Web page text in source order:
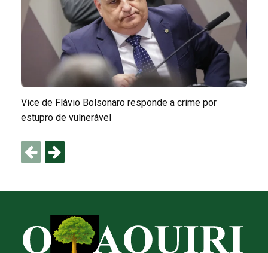
Vice de Flávio Bolsonaro responde a crime por
estupro de vulnerável